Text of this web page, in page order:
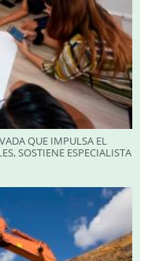
QUE IMPULSA EL
SOSTIENE ESPECIALISTA